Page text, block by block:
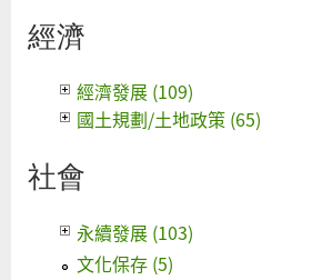
經濟
經濟發展 (109)
國土規劃/土地政策 (65)
社會
永續發展 (103)
文化保存 (5)